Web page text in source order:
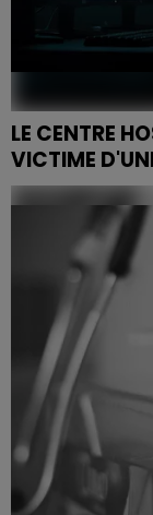
LE CENTRE
VICTIME
Le centre
une
mobilisation de...